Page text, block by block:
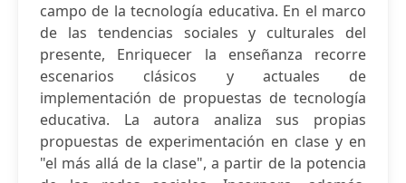
campo de la tecnología educativa. En el marco
de las tendencias sociales y culturales del
presente, Enriquecer la enseñanza recorre
escenarios clásicos y actuales de
implementación de propuestas de tecnología
educativa. La autora analiza sus propias
propuestas de experimentación en clase y en
"el más allá de la clase", a partir de la potencia